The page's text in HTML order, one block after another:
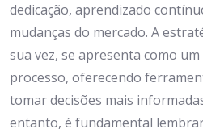
dedicação, aprendizado
mudanças do mercado. A
sua vez, se apresenta como
processo, oferecendo
tomar decisões mais
entanto, é fundamental